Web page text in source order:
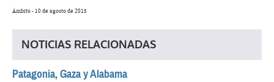
Ámbito - 10 de agosto de 2015
NOTICIAS RELACIONADAS
Patagonia, Gaza y Alabama